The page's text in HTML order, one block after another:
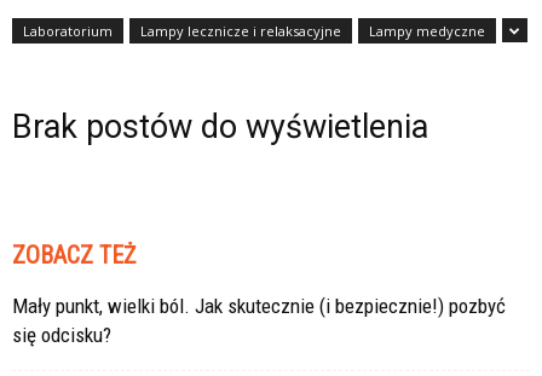
Laboratorium Lampy lecznicze i relaksacyjne Lampy medyczne
Brak postów do wyświetlenia
ZOBACZ TEŻ
Mały punkt, wielki ból. Jak skutecznie (i bezpiecznie!) pozbyć
się odcisku?